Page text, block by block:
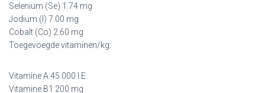
Selenium (Se) 1.74 mg
Jodium (I) 7.00 mg
Cobalt (Co) 2.60 mg
Toegevoegde vitaminen/kg:
Vitamine A 45.000 I.E.
Vitamine B1 200 mg